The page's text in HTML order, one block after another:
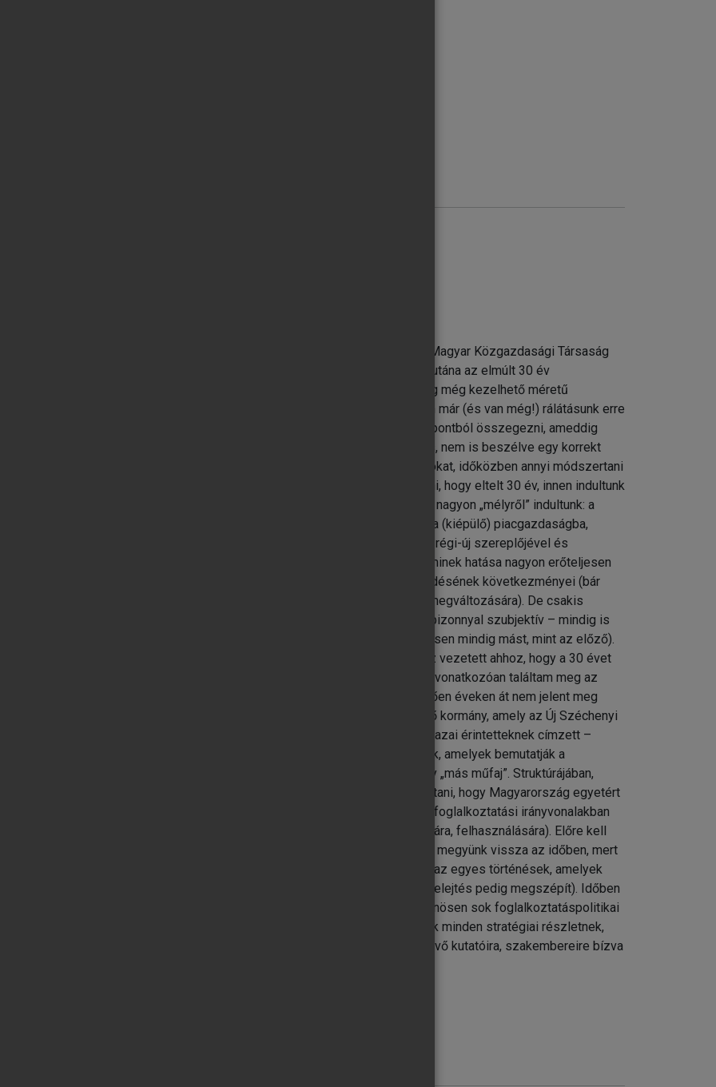
átfogó-bemutató tanulmány készítéséhez az apropót először a Magyar Közgazdasági Társaság
késztetett, hogy egy kicsit részletesebben is (és ismételten is) nézzek utána az elmúlt 30 év
történéseinek, és ha ez megvan, dokumentáljam is mindezt egy viszonylag még kezelhető méretű
időszerű a visszatekintés. Eltelt a rendszerváltás óta három évtized, van már (és van még!) rálátásunk erre
ilyen – emberöltővel mérve viszonylag hosszú – időszakot szakmai szempontból összegezni, ameddig
jól látszott – egyre kopik az emlékezet is, a fellelhető források köre is, nem is beszélve egy korrekt
mert hiába közölnek korábbi források akkori „friss” és hiteles adatokat, időközben annyi módszertani
egy későbbi, ugyanilyen friss adattal. Egyszerű lenne azt mondani, hogy eltelt 30 év, innen indultunk
Ennél sokkal bonyolultabb a leírás, nehezebb a megítélés. Egyrészt nagyon „mélyről” indultunk: a
amikor átváltott a gazdaságirányítás és a gazdaság a tervgazdaságból a (kiépülő) piacgazdaságba,
egy többé-kevésbé szabad munkaerőpiaci működésbe, minden régi-új szereplőjével és
az időszakban több hazai és nemzetközi válság is sújtotta a gazdaságot, aminek hatása nagyon erőteljesen
nemcsak a foglalkoztatáspolitika jó vagy kevésbé jó fókuszainak és működésének következményei (bár
hogy a foglalkoztatáspolitika mikor, hogyan reagált a gazdasági feltételek megváltozására). De csakis
is a magyar foglalkoztatáspolitikáról. Másrészt – bár a megítélés minden bizonnyal szubjektív – mindig is
akarták megvalósítani a foglalkoztatáspolitikában is (természetesen mindig mást, mint az előző).
szerepet játszott a munkaerőpiaci folyamatok felett. Kényszerűen ez vezetett ahhoz, hogy a 30 évet
egymást követő, váltó kormányciklusok szerint szakaszoljam. 1999-re vonatkozóan találtam meg az
dokumentumot a kormány foglalkoztatáspolitikai törekvéseiről. Ezt követően éveken át nem jelent meg
hazai foglalkoztatáspolitikai stratégia. Új szakaszt nyitott a 2010-ben belépő kormány, amely az Új Széchenyi
meg hosszú távú stratégiai céljait. Ezt viszont nem követte ennek éves – a hazai érintetteknek címzett –
az EU-csatlakozást követően már évente születtek olyan dokumentumok, amelyek bemutatják a
évekre szóló törekvéseit, de ezek már az EU-nak szólnak, ami már egy „más műfaj”. Struktúrájában,
folyamatának elvárásait követi, kimondott/ki nem mondott célja azt bizonyítani, hogy Magyarország egyetért
támogatja annak megvalósulását, igyekszik tételesen is megfelelni a foglalkoztatási irányvonalakban
ajánlásainak, (… és ezzel jogosulttá válik az EU-s források lehívására, felhasználására). Előre kell
nem lett „egyenszilárdságú”: a bemutatás terjedelme egyre szűkül, ahogy megyünk vissza az időben, mert
és hiteles adat, de talán azért is, mert nemcsak az emlékek kopnak, hanem az egyes történések, amelyek
veszítettek jelentőségükből (és mint tudjuk, az idő sok mindent elmos, a felejtés pedig megszépít). Időben
háttéranyag, majd az EU-csatlakozás után, a 2010-es évekre már különösen sok foglalkoztatáspolitikai
EU-tól érkezve, és – mára vonatkozóan – egyre nagyobb súlyát is érezzük minden stratégiai részletnek,
teljesnek, ha ezeket is bevonom a vizsgálatba és bemutatom – a jövő kutatóira, szakembereire bízva